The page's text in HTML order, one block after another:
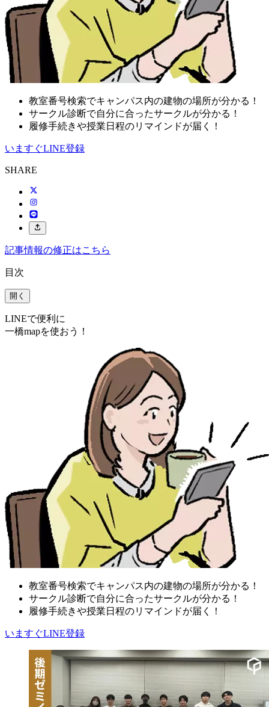
教室番号検索でキャンパス内の建物の場所が分かる！
サークル診断で自分に合ったサークルが分かる！
履修手続きや授業日程のリマインドが届く！
いますぐLINE登録
SHARE
記事情報の修正はこちら
目次
開く
LINEで便利に
一橋mapを使おう！
教室番号検索でキャンパス内の建物の場所が分かる！
サークル診断で自分に合ったサークルが分かる！
履修手続きや授業日程のリマインドが届く！
いますぐLINE登録